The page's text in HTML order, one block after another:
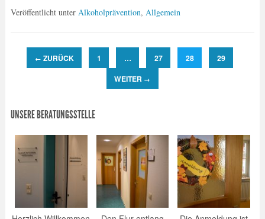
Veröffentlicht unter Alkoholprävention, Allgemein
← ZURÜCK 1 … 27 28
29
WEITER →
UNSERE BERATUNGSSTELLE